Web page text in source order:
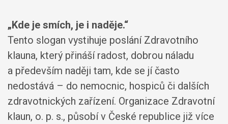
„Kde je smích, je i naděje.“
Tento slogan vystihuje poslání Zdravotního
klauna, který přináší radost, dobrou náladu
a především naději tam, kde se jí často
nedostává – do nemocnic, hospiců či dalších
zdravotnických zařízení. Organizace Zdravotní
klaun, o. p. s., působí v České republice již více